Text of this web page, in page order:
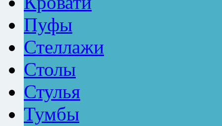
Пуфы
Стеллажи
Столы
Стулья
Тумбы